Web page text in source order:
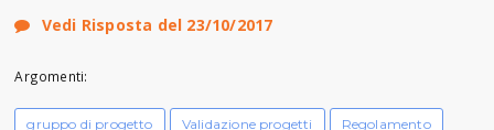
Vedi Risposta del 23/10/2017
Argomenti:
gruppo di progetto Validazione progetti Regolamento